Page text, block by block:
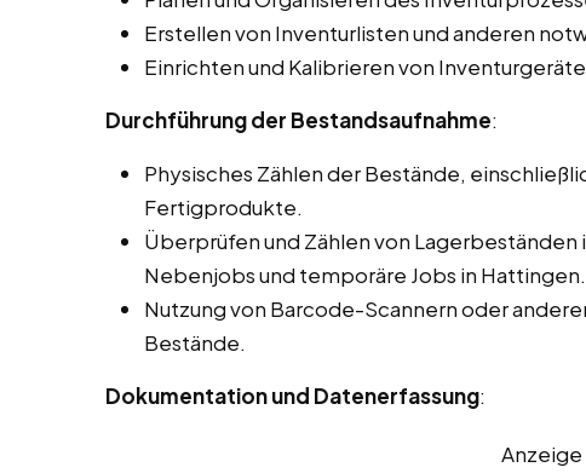
Erstellen von Inventurlisten und anderen
Einrichten und Kalibrieren von
Durchführung der Bestandsaufnahme:
Physisches Zählen der Bestände,
Fertigprodukte.
Überprüfen und Zählen von Lagerbeständen
Nebenjobs und temporäre Jobs in Hattingen.
Nutzung von Barcode-Scannern oder
Bestände.
Dokumentation und Datenerfassung:
Anzeige